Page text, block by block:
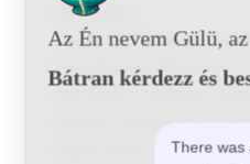
Alkalmazás:
– Kiváló minőségű,
filmréteg tapadáshatással
használatra. Védelem,
Ellenáll a kopásnak, az
forgácsoknak. Alkalmas
Az Én nevem Gülü,
Bátran kérdezz és
There was